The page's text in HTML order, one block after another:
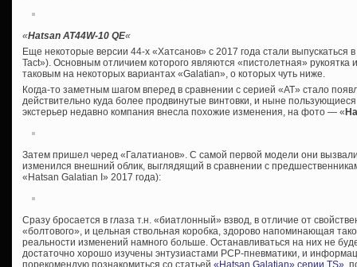
«Hatsan AT44W-10 QE«
Еще некоторые версии 44-х «Хатсанов» с 2017 года стали выпускаться
Tact»). Основным отличием которого являются «пистолетная» рукоятка
таковым на некоторых вариантах «Galatian», о которых чуть ниже.
Когда-то заметным шагом вперед в сравнении с серией «AT» стало
действительно куда более продвинутые винтовки, и ныне
экстерьер недавно компания внесла похожие изменения, на фото — «
Затем пришел черед «Галатианов». С самой первой модели они
изменился внешний облик, выглядящий в сравнении с
«Hatsan Galatian I» 2017 года):
Сразу бросается в глаза т.н. «биатлонный» взвод, в отличие от
«болтового», и цельная ствольная коробка, здорово напоминающая
реальности изменений намного больше. Останавливаться на них не
достаточно хорошо изучены энтузиастами PCP-пневматики, и
порекомендую познакомиться со статьей «Hatsan Galatian» серии TS» ,